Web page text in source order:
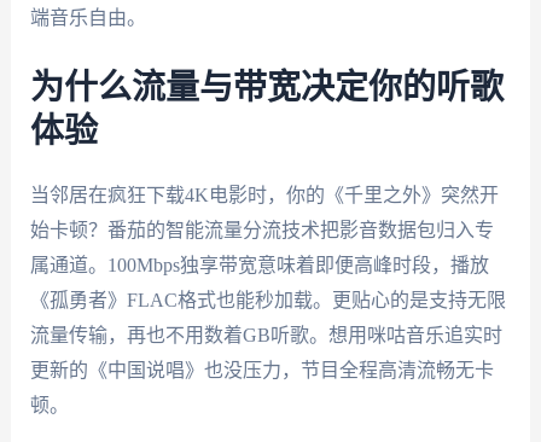
端音乐自由。
为什么流量与带宽决定你的听歌
体验
当邻居在疯狂下载4K电影时，你的《千里之外》突然开
始卡顿？番茄的智能流量分流技术把影音数据包归入专
属通道。100Mbps独享带宽意味着即便高峰时段，播放
《孤勇者》FLAC格式也能秒加载。更贴心的是支持无限
流量传输，再也不用数着GB听歌。想用咪咕音乐追实时
更新的《中国说唱》也没压力，节目全程高清流畅无卡
顿。